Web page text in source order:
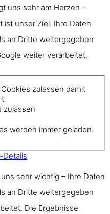
uns sehr am Herzen –
ist unser Ziel. Ihre Daten
an Dritte weitergegeben
weiter verarbeitet.
zulassen damit
zulassen
werden immer geladen.
Details
sehr wichtig – Ihre Daten
an Dritte weitergegeben
Die Ergebnisse